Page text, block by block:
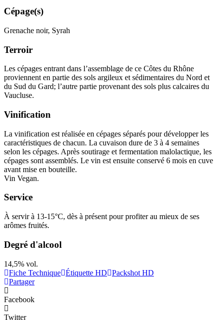
Cépage(s)
Grenache noir, Syrah
Terroir
Les cépages entrant dans l’assemblage de ce Côtes du Rhône
proviennent en partie des sols argileux et sédimentaires du Nord et
du Sud du Gard; l’autre partie provenant des sols plus calcaires du
Vaucluse.
Vinification
La vinification est réalisée en cépages séparés pour développer les
caractéristiques de chacun. La cuvaison dure de 3 à 4 semaines
selon les cépages. Après soutirage et fermentation malolactique, les
cépages sont assemblés. Le vin est ensuite conservé 6 mois en cuve
avant mise en bouteille.
Vin Vegan.
Service
À servir à 13-15°C, dès à présent pour profiter au mieux de ses
arômes fruités.
Degré d'alcool
14,5% vol.
Fiche Technique Étiquette HD
Packshot HD
Partager
Facebook
Twitter